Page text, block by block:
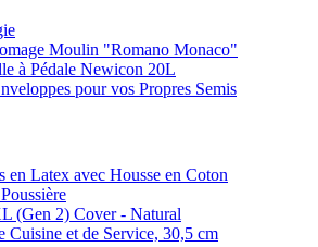
Moulin "Romano Monaco"
à Pédale Newicon 20L
pour vos Propres Semis
Latex avec Housse en Coton
(Gen 2) Cover - Natural
Cuisine et de Service, 30,5 cm